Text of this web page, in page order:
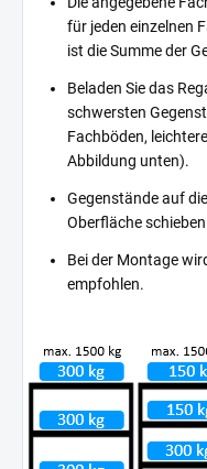
für jeden einzelnen
ist die Summe der
Beladen Sie das
schwersten
Fachböden,
Abbildung unten).
Gegenstände auf
Oberfläche
Bei der Montage
empfohlen.